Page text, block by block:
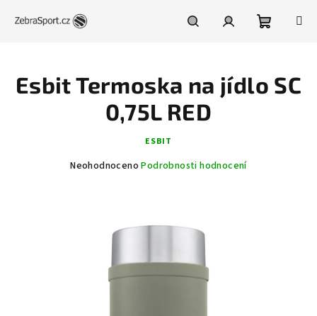
košík
Esbit Termoska na jídlo SC
0,75L RED
ESBIT
Průměrné
hvězdiček.
Neohodnoceno Podrobnosti hodnocení